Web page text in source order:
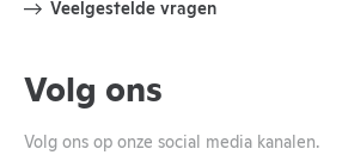
Veelgestelde vragen
Volg ons
Volg ons op onze social media kanalen.